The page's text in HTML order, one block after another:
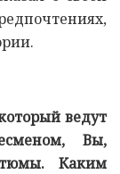
ведут
Вы,
Каким